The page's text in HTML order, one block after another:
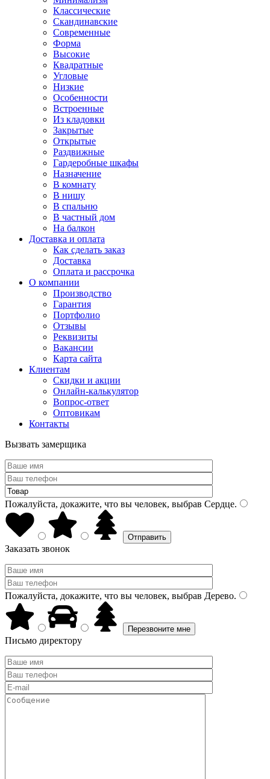
Классические
Скандинавские
Современные
Форма
Высокие
Квадратные
Угловые
Низкие
Особенности
Встроенные
Из кладовки
Закрытые
Открытые
Раздвижные
Гардеробные шкафы
Назначение
В комнату
В нишу
В спальню
В частный дом
На балкон
Доставка и оплата
Как сделать заказ
Доставка
Оплата и рассрочка
О компании
Производство
Гарантия
Портфолио
Отзывы
Реквизиты
Вакансии
Карта сайта
Клиентам
Скидки и акции
Онлайн-калькулятор
Вопрос-ответ
Оптовикам
Контакты
Вызвать замерщика
Пожалуйста, докажите, что вы человек, выбрав Сердце.
Заказать звонок
Пожалуйста, докажите, что вы человек, выбрав Дерево.
Письмо директору